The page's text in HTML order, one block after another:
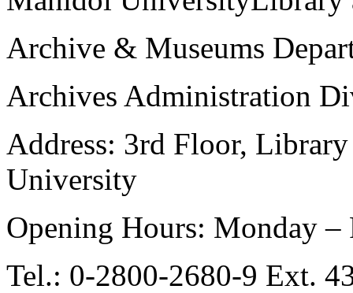
Archive & Museums
Archives Administration
Address: 3rd Floor,
University
Opening Hours: Monday –
Tel.: 0-2800-2680-9 Ext.